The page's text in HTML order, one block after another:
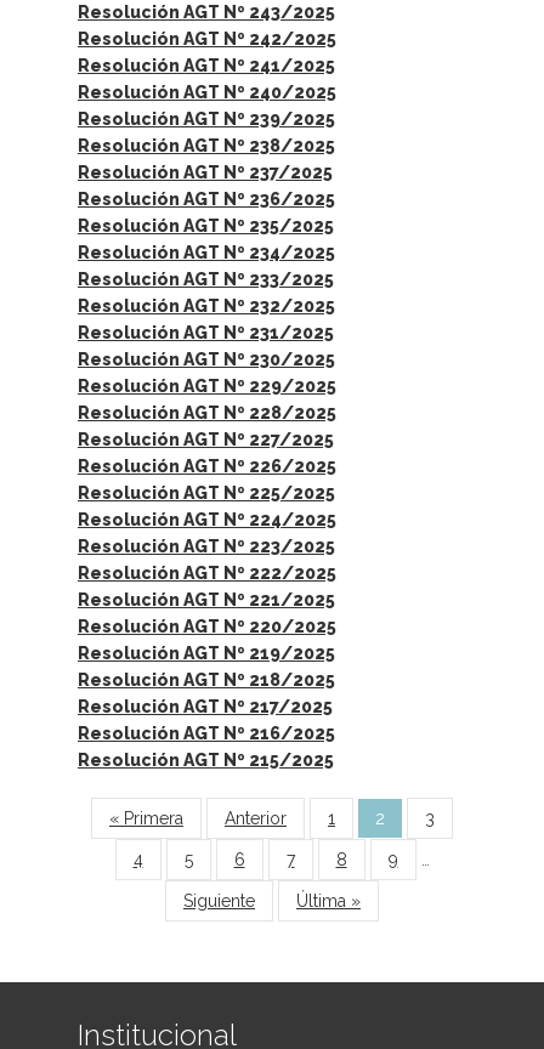
Resolución AGT Nº 243/2025
Resolución AGT Nº 242/2025
Resolución AGT Nº 241/2025
Resolución AGT Nº 240/2025
Resolución AGT Nº 239/2025
Resolución AGT Nº 238/2025
Resolución AGT Nº 237/2025
Resolución AGT Nº 236/2025
Resolución AGT Nº 235/2025
Resolución AGT Nº 234/2025
Resolución AGT Nº 233/2025
Resolución AGT Nº 232/2025
Resolución AGT Nº 231/2025
Resolución AGT Nº 230/2025
Resolución AGT Nº 229/2025
Resolución AGT Nº 228/2025
Resolución AGT Nº 227/2025
Resolución AGT Nº 226/2025
Resolución AGT Nº 225/2025
Resolución AGT Nº 224/2025
Resolución AGT Nº 223/2025
Resolución AGT Nº 222/2025
Resolución AGT Nº 221/2025
Resolución AGT Nº 220/2025
Resolución AGT Nº 219/2025
Resolución AGT Nº 218/2025
Resolución AGT Nº 217/2025
Resolución AGT Nº 216/2025
Resolución AGT Nº 215/2025
Páginas
« Primera Anterior 1 2 3
4 5 6 7 8 9
Siguiente Última »
Institucional